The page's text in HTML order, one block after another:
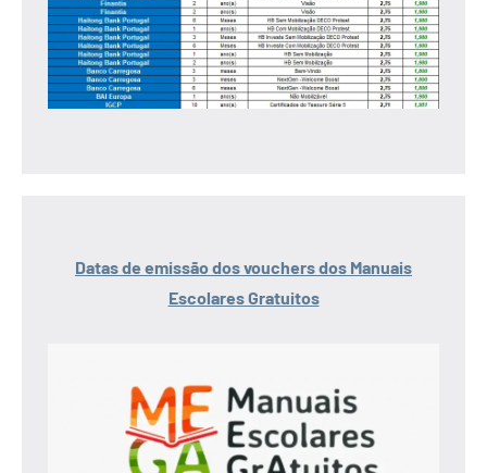
Datas de emissão dos vouchers dos Manuais
Escolares Gratuitos